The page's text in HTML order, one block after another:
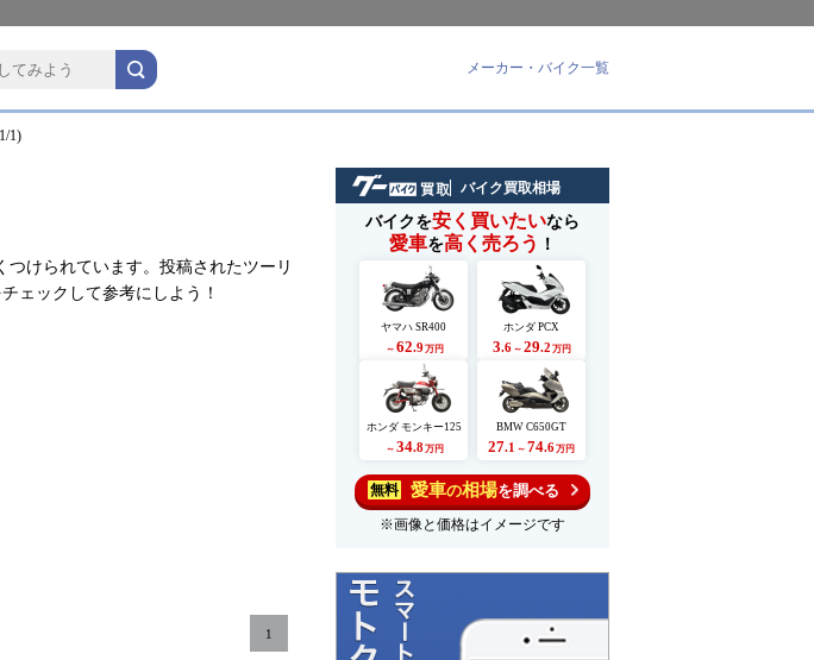
メーカー・バイク一覧
1)
つけられています。投稿されたツーリ
ェックして参考にしよう！
1
バイク買取相場
バイクを安く買いたいなら
愛車を高く売ろう ！
ヤマハ SR400
～ 62.9 万円
ホンダ PCX
3.6 ～ 29.2 万円
ホンダ モンキー125
～ 34.8万円
BMW C650GT
27.1 ～ 74.6万円
無料 愛車の相場を調べる
※画像と価格はイメージです